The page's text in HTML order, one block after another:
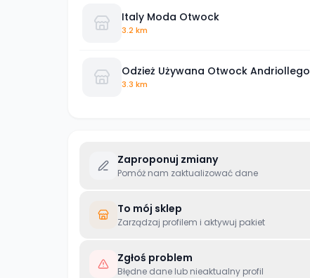
Italy Moda Otwock
3.2 km
Odzież Używana Otwock Andriollego
3.3 km
Zaproponuj zmiany
Pomóż nam zaktualizować dane
To mój sklep
Zarządzaj profilem i aktywuj pakiet
Zgłoś problem
Błędne dane lub nieaktualny profil